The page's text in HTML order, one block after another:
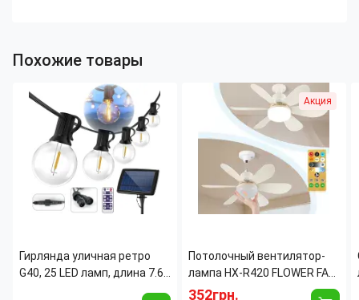
Похожие товары
Гирлянда уличная ретро
G40, 25 LED ламп, длина 7.6
Акция
Потолочный вентилятор-
лампа HX-R420 FLOWER FAN
LIGHT 30Вт E27 с пультом
352грн.